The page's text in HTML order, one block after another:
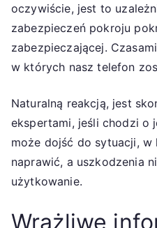
oczywiście, jest to
zabezpieczeń pokroju
zabezpieczającej.
w których nasz telefon
Naturalną reakcją, jest
ekspertami, jeśli chodzi o
może dojść do sytuacji,
naprawić, a uszkodzenia
użytkowanie.
Wrażliwe